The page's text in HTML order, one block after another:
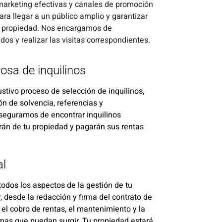
efectivas y canales de promoción
llegar a un público amplio y garantizar
Nos encargamos de
y realizar las visitas correspondientes.
de inquilinos
proceso de selección de inquilinos,
de solvencia, referencias y
de encontrar inquilinos
de tu propiedad y pagarán sus rentas
los aspectos de la gestión de tu
desde la redacción y firma del contrato de
cobro de rentas, el mantenimiento y la